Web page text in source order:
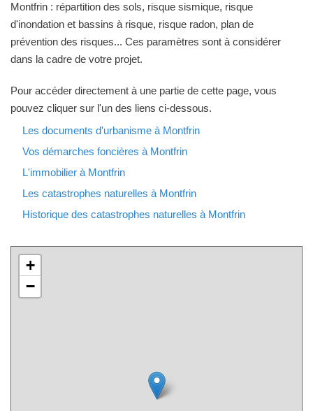
Montfrin : répartition des sols, risque sismique, risque
d'inondation et bassins à risque, risque radon, plan de
prévention des risques... Ces paramètres sont à considérer
dans la cadre de votre projet.
Pour accéder directement à une partie de cette page, vous
pouvez cliquer sur l'un des liens ci-dessous.
Les documents d'urbanisme à Montfrin
Vos démarches foncières à Montfrin
L'immobilier à Montfrin
Les catastrophes naturelles à Montfrin
Historique des catastrophes naturelles à Montfrin
+
−